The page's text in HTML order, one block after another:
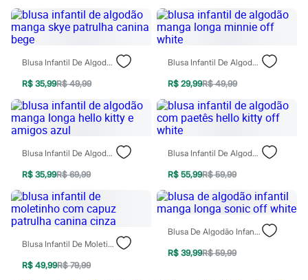
Homem Aranha
Minecraft
Naruto
Sonic
Stitch
Beleza
Kits
Perfumes árabes
Novidades
Cabelos
Condicionador
Finalizadores
Shampoo
Tratamento
Cuidados com o corpo
Hidratante
Protetor solar
Tratamento
Cuidados com o rosto
Blusa Infantil De Algodão Manga Skye Patrulha Canina Bege
R$ 35,99R$ 49,99
Blusa Infantil De Algodão Manga Longa Minnie Off White
R$ 29,99R$ 49,99
Blusa Infantil De Algodão Manga Longa Hello Kitty E Amigos Azul
R$ 35,99R$ 69,99
Blusa Infantil De Algodão Com Paetês Hello Kitty Off White
R$ 55,99R$ 59,99
Blusa Infantil De Moletinho Com Capuz Patrulha Canina Cinza
R$ 49,99R$ 79,99
Blusa De Algodão Infantil Manga Longa Sonic Off White
R$ 39,99R$ 59,99